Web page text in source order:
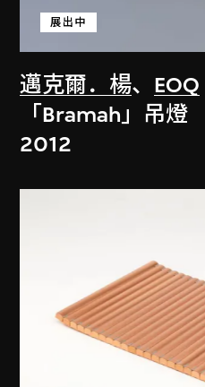
邁克爾．楊、 EOQ
展出中
「Bramah」吊燈
2012